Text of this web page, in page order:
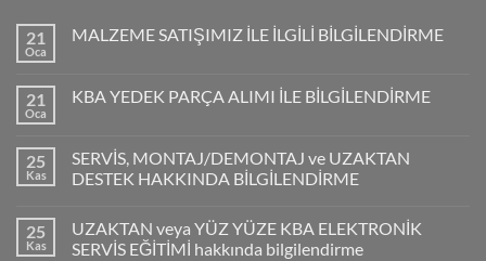
21
Oca
MALZEME SATIŞIMIZ İLE İLGİLİ BİLGİLENDİRME
21
Oca
KBA YEDEK PARÇA ALIMI İLE BİLGİLENDİRME
25
Kas
SERVİS, MONTAJ/DEMONTAJ ve UZAKTAN
DESTEK HAKKINDA BİLGİLENDİRME
25
Kas
UZAKTAN veya YÜZ YÜZE KBA ELEKTRONİK
SERVİS EĞİTİMİ hakkında bilgilendirme